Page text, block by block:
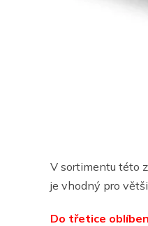
V sortimentu této
je vhodný pro
Do třetice